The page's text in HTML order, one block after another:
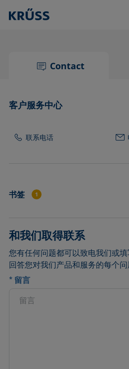
Contact
客户服务中心
联系电话
书签 1
和我们取得联系
您有任何问题都可以致电我们或
回答您对我们产品和服务的每个问
* 留言